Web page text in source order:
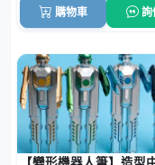
購物車 詢